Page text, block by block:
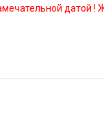
датой !